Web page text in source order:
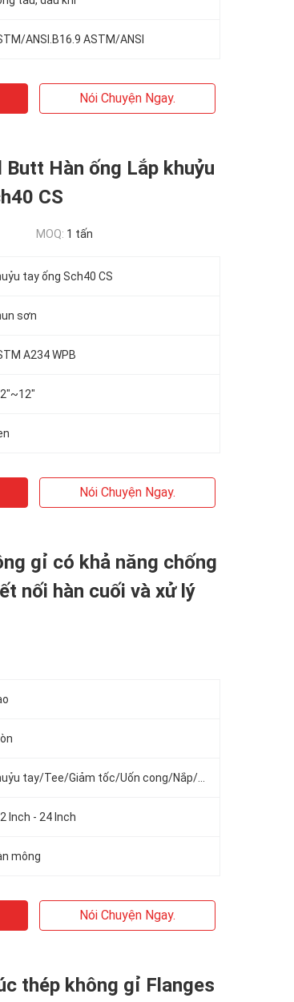
ANSI.B16.9 ASTM/ANSI
Nói Chuyện Ngay.
Butt Hàn ống Lắp khuỷu
CS
MOQ: 1 tấn
tay ống Sch40 CS
sơn
A234 WPB
Nói Chuyện Ngay.
gỉ có khả năng chống
nối hàn cuối và xử lý
Inch - 24 Inch
mông
Nói Chuyện Ngay.
thép không gỉ Flanges